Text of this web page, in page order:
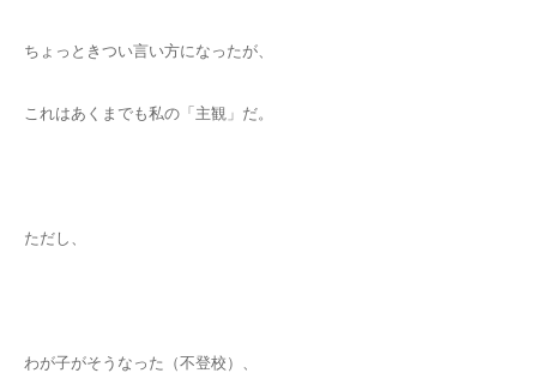
ちょっときつい言い方になったが、
これはあくまでも私の「主観」だ。
ただし、
わが子がそうなった（不登校）、